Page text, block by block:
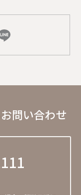
問い合わせ